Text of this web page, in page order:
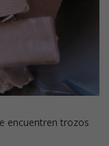
encuentren trozos